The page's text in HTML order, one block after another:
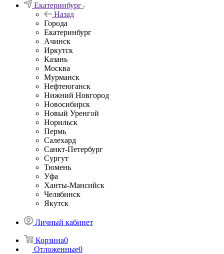
Екатеринбург
Назад
Города
Екатеринбург
Ачинск
Иркутск
Казань
Москва
Мурманск
Нефтеюганск
Нижний Новгород
Новосибирск
Новый Уренгой
Норильск
Пермь
Салехард
Санкт-Петербург
Сургут
Тюмень
Уфа
Ханты-Мансийск
Челябинск
Якутск
Личный кабинет
Корзина0
Отложенные0